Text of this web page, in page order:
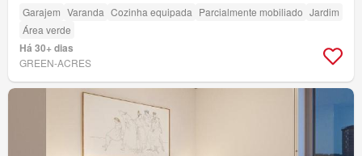
Garajem Varanda Cozinha equipada Parcialmente mobiliado Jardim
Área verde
Há 30+ dias
GREEN-ACRES